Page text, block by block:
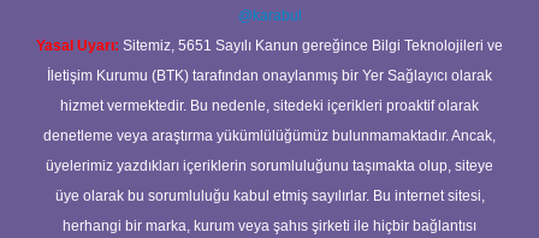
@karabul
Yasal Uyarı: Sitemiz, 5651 Sayılı Kanun gereğince Bilgi Teknolojileri ve
İletişim Kurumu (BTK) tarafından onaylanmış bir Yer Sağlayıcı olarak
hizmet vermektedir. Bu nedenle, sitedeki içerikleri proaktif olarak
denetleme veya araştırma yükümlülüğümüz bulunmamaktadır. Ancak,
üyelerimiz yazdıkları içeriklerin sorumluluğunu taşımakta olup, siteye
üye olarak bu sorumluluğu kabul etmiş sayılırlar. Bu internet sitesi,
herhangi bir marka, kurum veya şahıs şirketi ile hiçbir bağlantısı